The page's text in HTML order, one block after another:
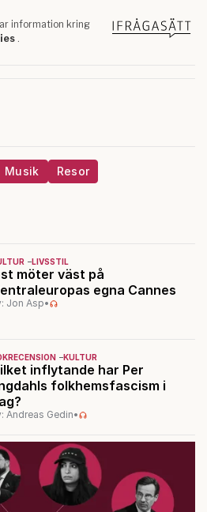
Musik Resor
LIVSSTIL
möter väst på
egna Cannes
Jon Asp•
KULTUR
inflytande har Per
folkhemsfascism i
Andreas Gedin•